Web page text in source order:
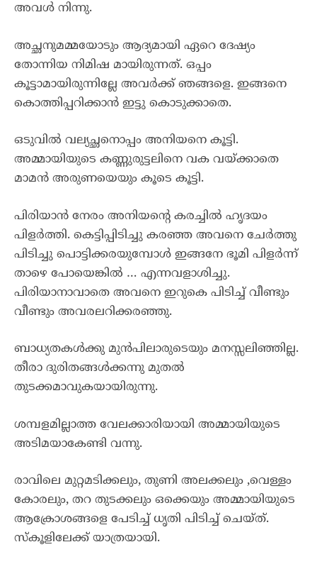
അവൾ നിന്നു.
അച്ഛനുമമ്മയോടും ആദ്യമായി ഏറെ ദേഷ്യം
തോന്നിയ നിമിഷ മായിരുന്നത്. ഒപ്പം
കൂട്ടാമായിരുന്നില്ലേ അവർക്ക് ഞങ്ങളെ. ഇങ്ങനെ
കൊത്തിപ്പറിക്കാൻ ഇട്ടു കൊടുക്കാതെ.
ഒടുവിൽ വല്യച്ഛനൊപ്പം അനിയനെ കൂട്ടി.
അമ്മായിയുടെ കണ്ണുരുട്ടലിനെ വക വയ്ക്കാതെ
മാമൻ അരുണയെയും കൂടെ കൂട്ടി.
പിരിയാൻ നേരം അനിയൻ്റെ കരച്ചിൽ ഹൃദയം
പിളർത്തി. കെട്ടിപ്പിടിച്ചു കരഞ്ഞ അവനെ ചേർത്തു
പിടിച്ചു പൊട്ടിക്കരയുമ്പോൾ ഇങ്ങനേ ഭൂമി പിളർന്ന്
താഴെ പോയെങ്കിൽ … എന്നവളാശിച്ചു.
പിരിയാനാവാതെ അവനെ ഇറുകെ പിടിച്ച് വീണ്ടും
വീണ്ടും അവരലറിക്കരഞ്ഞു.
ബാധ്യതകൾക്കു മുൻപിലാരുടെയും മനസ്സലിഞ്ഞില്ല.
തീരാ ദുരിതങ്ങൾക്കന്നു മുതൽ
തുടക്കമാവുകയായിരുന്നു.
ശമ്പളമില്ലാത്ത വേലക്കാരിയായി അമ്മായിയുടെ
അടിമയാകേണ്ടി വന്നു.
രാവിലെ മുറ്റമടിക്കലും, തുണി അലക്കലും ,വെള്ളം
കോരലും, തറ തുടക്കലും ഒക്കെയും അമ്മായിയുടെ
ആക്രോശങ്ങളെ പേടിച്ച് ധൃതി പിടിച്ച് ചെയ്ത്.
സ്കൂളിലേക്ക് യാത്രയായി.